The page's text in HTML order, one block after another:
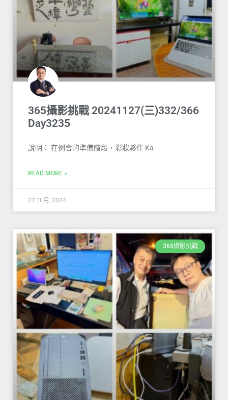
365攝影挑戰 20241127(三)332/366
Day3235
說明： 在例會的準備階段，彩妝夥伴 Ka
READ MORE »
27 11 月, 2024
365攝影挑戰